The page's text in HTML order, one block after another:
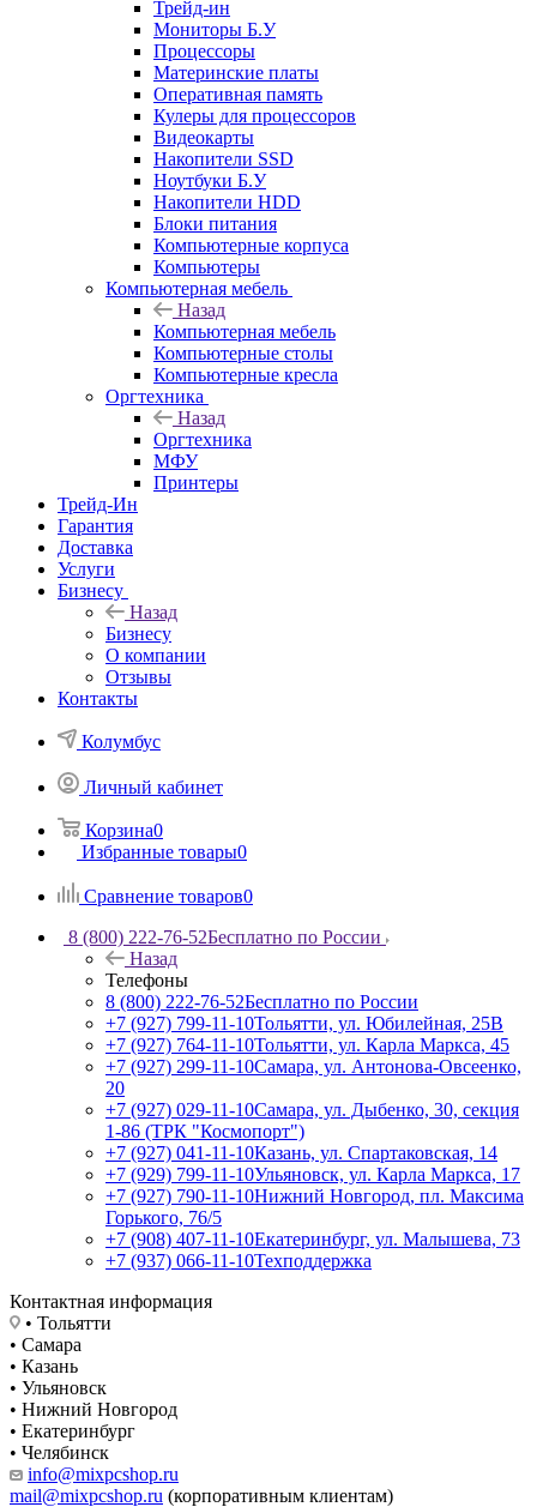
Трейд-ин
Мониторы Б.У
Процессоры
Материнские платы
Оперативная память
Кулеры для процессоров
Видеокарты
Накопители SSD
Ноутбуки Б.У
Накопители HDD
Блоки питания
Компьютерные корпуса
Компьютеры
Компьютерная мебель
Назад
Компьютерная мебель
Компьютерные столы
Компьютерные кресла
Оргтехника
Назад
Оргтехника
МФУ
Принтеры
Трейд-Ин
Гарантия
Доставка
Услуги
Бизнесу
Назад
Бизнесу
О компании
Отзывы
Контакты
Колумбус
Личный кабинет
Корзина0
Избранные товары0
Сравнение товаров0
8 (800) 222-76-52Бесплатно по России
Назад
Телефоны
8 (800) 222-76-52Бесплатно по России
+7 (927) 799-11-10Тольятти, ул. Юбилейная, 25В
+7 (927) 764-11-10Тольятти, ул. Карла Маркса, 45
+7 (927) 299-11-10Самара, ул. Антонова-Овсеенко,
20
+7 (927) 029-11-10Самара, ул. Дыбенко, 30, секция
1-86 (ТРК "Космопорт")
+7 (927) 041-11-10Казань, ул. Спартаковская, 14
+7 (929) 799-11-10Ульяновск, ул. Карла Маркса, 17
+7 (927) 790-11-10Нижний Новгород, пл. Максима
Горького, 76/5
+7 (908) 407-11-10Екатеринбург, ул. Малышева, 73
+7 (937) 066-11-10Техподдержка
Контактная информация
• Тольятти
• Самара
• Казань
• Ульяновск
• Нижний Новгород
• Екатеринбург
• Челябинск
info@mixpcshop.ru
mail@mixpcshop.ru (корпоративным клиентам)